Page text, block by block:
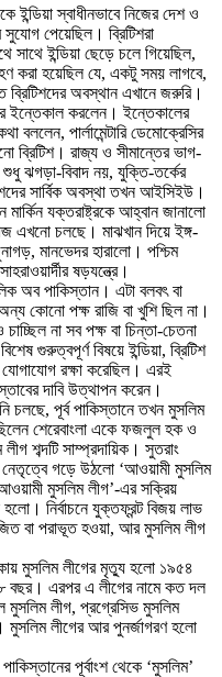
স্বাধীনভাবে নিজের দেশ ও
পেয়েছিল। ব্রিটিশরা
ইন্ডিয়া ছেড়ে চলে গিয়েছিল,
করা হয়েছিল যে, একটু সময় লাগবে,
অবস্থান এখানে জরুরি।
ইন্তেকাল করলেন। ইন্তেকালের
বললেন, পার্লামেন্টারি ডেমোক্রেসির
ব্রিটিশ। রাজ্য ও সীমান্তের ভাগ-
শুধু ঝগড়া-বিবাদ নয়, যুক্তি-তর্কের
সার্বিক অবস্থা তখন আইসিইউ।
মার্কিন যক্তরাষ্ট্রকে আহ্বান জানালো
এখনো চলছে। মাঝখান দিয়ে ইঙ্গ-
মানভেদর হারালো। পশ্চিম
ষড়যন্ত্রে।
অব পাকিস্তান। এটা বলবৎ বা
কোনো পক্ষ রাজি বা খুশি ছিল না।
না সব পক্ষ বা চিন্তা-চেতনা
গুরুত্বপূর্ণ বিষয়ে ইন্ডিয়া, ব্রিটিশ
যোগাযোগ রক্ষা করেছিল। এরই
দাবি উত্থাপন করেন।
চলছে, পূর্ব পাকিস্তানে তখন মুসলিম
শেরেবাংলা একে ফজলুল হক ও
শব্দটি সাম্প্রদায়িক। সুতরাং
নেতৃত্বে গড়ে উঠলো ‘আওয়ামী মুসলিম
মুসলিম লীগ’-এর সক্রিয়
নির্বাচনে যুক্তফ্রন্ট বিজয় লাভ
বা পরাভূত হওয়া, আর মুসলিম লীগ
মুসলিম লীগের মৃত্যু হলো ১৯৫৪
বছর। এরপর এ লীগের নামে কত দল
মুসলিম লীগ, প্রগ্রেসিভ মুসলিম
লীগের আর পুনর্জাগরণ হলো
পূর্বাংশ থেকে ‘মুসলিম’